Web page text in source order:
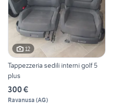
12
Tappezzeria sedili interni golf 5
plus
300 €
Ravanusa (AG)